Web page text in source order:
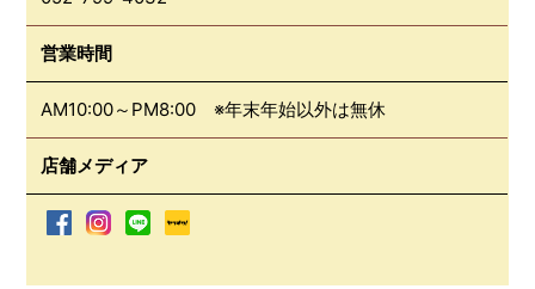
営業時間
AM10:00～PM8:00 ※年末年始以外は無休
店舗メディア